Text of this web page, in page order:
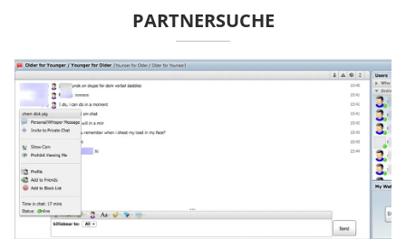
PARTNERSUCHE